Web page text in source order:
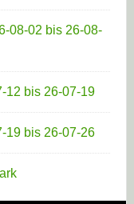
08-02 bis 26-08-
12 bis 26-07-19
19 bis 26-07-26